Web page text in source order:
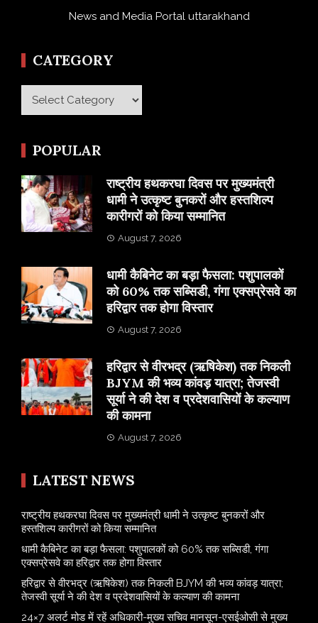
News and Media Portal uttarakhand
CATEGORY
Category
POPULAR
राष्ट्रीय हथकरघा दिवस पर मुख्यमंत्री
धामी ने उत्कृष्ट बुनकरों और हस्तशिल्प
कारीगरों को किया सम्मानित
August 7, 2026
​धामी कैबिनेट का बड़ा फैसला: पशुपालकों
को 60% तक सब्सिडी, गंगा एक्सप्रेसवे का
हरिद्वार तक होगा विस्तार
August 7, 2026
​हरिद्वार से वीरभद्र (ऋषिकेश) तक निकली
BJYM की भव्य कांवड़ यात्रा; तेजस्वी
सूर्या ने की देश व प्रदेशवासियों के कल्याण
की कामना
August 7, 2026
LATEST NEWS
राष्ट्रीय हथकरघा दिवस पर मुख्यमंत्री धामी ने उत्कृष्ट बुनकरों और
हस्तशिल्प कारीगरों को किया सम्मानित
​धामी कैबिनेट का बड़ा फैसला: पशुपालकों को 60% तक सब्सिडी, गंगा
एक्सप्रेसवे का हरिद्वार तक होगा विस्तार
​हरिद्वार से वीरभद्र (ऋषिकेश) तक निकली BJYM की भव्य कांवड़ यात्रा;
तेजस्वी सूर्या ने की देश व प्रदेशवासियों के कल्याण की कामना
24×7 अलर्ट मोड में रहें अधिकारी-मुख्य सचिव मानसून-एसईओसी से मुख्य